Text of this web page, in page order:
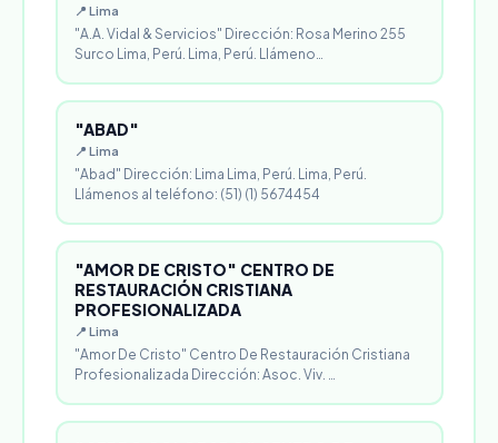
📍 Lima
"A.A. Vidal & Servicios" Dirección: Rosa Merino 255
Surco Lima, Perú. Lima, Perú. Llámeno…
"ABAD"
📍 Lima
"Abad" Dirección: Lima Lima, Perú. Lima, Perú.
Llámenos al teléfono: (51) (1) 5674454
"AMOR DE CRISTO" CENTRO DE
RESTAURACIÓN CRISTIANA
PROFESIONALIZADA
📍 Lima
"Amor De Cristo" Centro De Restauración Cristiana
Profesionalizada Dirección: Asoc. Viv. …